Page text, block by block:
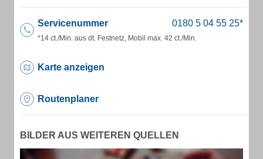
Servicenummer
*14 ct./Min. aus dt. Festnetz, Mobil max. 42 ct./Min.
Karte anzeigen
Routenplaner
BILDER AUS WEITEREN QUELLEN